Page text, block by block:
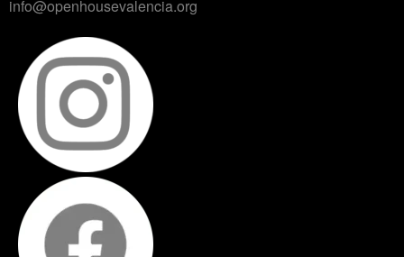
info@openhousevalencia.org